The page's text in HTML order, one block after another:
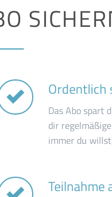
Ordentlich
Das Abo spart
dir
immer du
Teilnahme